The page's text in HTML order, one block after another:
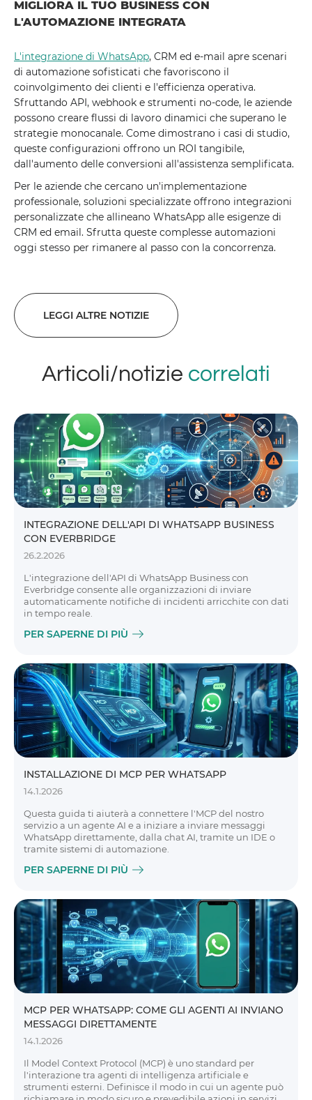
MIGLIORA IL TUO BUSINESS CON
L'AUTOMAZIONE INTEGRATA
L'integrazione di WhatsApp, CRM ed e-mail apre scenari
di automazione sofisticati che favoriscono il
coinvolgimento dei clienti e l'efficienza operativa.
Sfruttando API, webhook e strumenti no-code, le aziende
possono creare flussi di lavoro dinamici che superano le
strategie monocanale. Come dimostrano i casi di studio,
queste configurazioni offrono un ROI tangibile,
dall'aumento delle conversioni all'assistenza semplificata.
Per le aziende che cercano un'implementazione
professionale, soluzioni specializzate offrono integrazioni
personalizzate che allineano WhatsApp alle esigenze di
CRM ed email. Sfrutta queste complesse automazioni
oggi stesso per rimanere al passo con la concorrenza.
LEGGI ALTRE NOTIZIE
Articoli/notizie correlati
INTEGRAZIONE DELL'API DI WHATSAPP BUSINESS
CON EVERBRIDGE
26.2.2026
L'integrazione dell'API di WhatsApp Business con
Everbridge consente alle organizzazioni di inviare
automaticamente notifiche di incidenti arricchite con dati
in tempo reale.
PER SAPERNE DI PIÙ
INSTALLAZIONE DI MCP PER WHATSAPP
14.1.2026
Questa guida ti aiuterà a connettere l'MCP del nostro
servizio a un agente AI e a iniziare a inviare messaggi
WhatsApp direttamente, dalla chat AI, tramite un IDE o
tramite sistemi di automazione.
PER SAPERNE DI PIÙ
MCP PER WHATSAPP: COME GLI AGENTI AI INVIANO
MESSAGGI DIRETTAMENTE
14.1.2026
Il Model Context Protocol (MCP) è uno standard per
l'interazione tra agenti di intelligenza artificiale e
strumenti esterni. Definisce il modo in cui un agente può